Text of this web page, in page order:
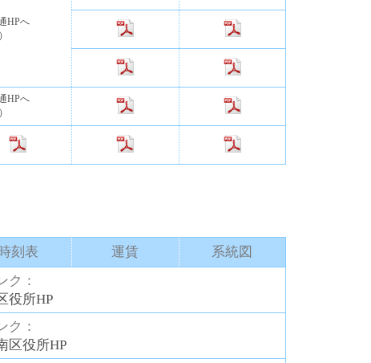
HPへ
HPへ
刻表 運賃 系統図
ク：
役所HP
ク：
区役所HP